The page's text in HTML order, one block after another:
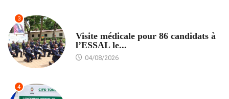
3
Visite médicale pour 86 candidats à
l’ESSAL le...
04/08/2026
4